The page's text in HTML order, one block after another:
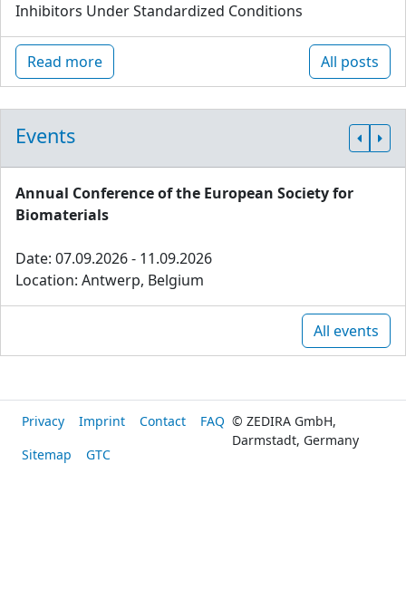
Inhibitors Under Standardized Conditions
Read more All posts
Events
Annual Conference of the European Society for
Biomaterials
Date: 07.09.2026 - 11.09.2026
Location: Antwerp, Belgium
All events
Privacy Imprint Contact
FAQ
Sitemap
GTC
© ZEDIRA GmbH,
Darmstadt, Germany